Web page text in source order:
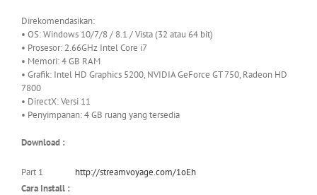
Direkomendasikan:
• OS: Windows 10/7/8 / 8.1 / Vista (32 atau 64 bit)
• Prosesor: 2.66GHz Intel Core i7
• Memori: 4 GB RAM
• Grafik: Intel HD Graphics 5200, NVIDIA GeForce GT 750, Radeon HD
7800
• DirectX: Versi 11
• Penyimpanan: 4 GB ruang yang tersedia
Download :
Part 1
http://streamvoyage.com/1oEh
Cara Install :